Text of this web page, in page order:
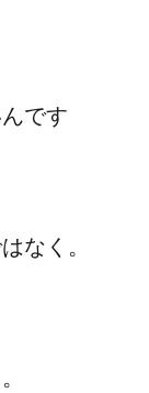
です
なく。